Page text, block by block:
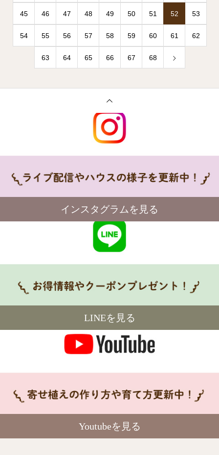
45 46 47 48 49 50 51 52 53
54 55 56 57 58 59 60 61 62
63 64 65 66 67 68
インスタグラムを見る
LINEを見る
Youtubeを見る